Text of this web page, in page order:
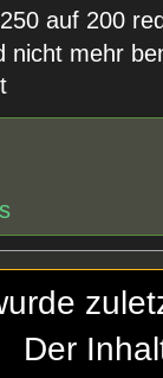
auf 200
nicht mehr
Der